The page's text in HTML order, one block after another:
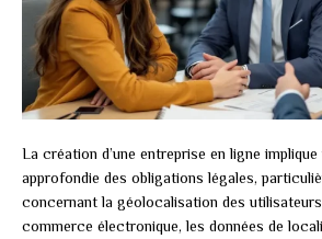
La création d’une entreprise en ligne
approfondie des obligations légales,
concernant la géolocalisation des
commerce électronique, les données de